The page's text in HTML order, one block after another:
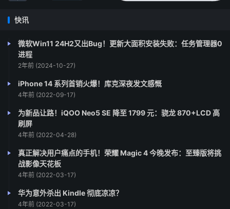
快讯
微软Win11 24H2又出Bug！更新大面积安装失败：任务管理器0
进程
2年前 (2024-10-27)
iPhone 14 系列首销火爆！库克深夜发文感慨
4年前 (2022-09-17)
为新品让路！iQOO Neo5 SE 降至 1799 元：骁龙 870+LCD 高
刷屏
4年前 (2022-04-28)
真正解决用户痛点的手机！荣耀 Magic 4 今晚发布：至臻版将挑
战影像天花板
4年前 (2022-03-17)
华为意外杀出 Kindle 彻底凉凉？
4年前 (2022-03-17)